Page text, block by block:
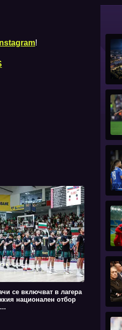
Instagram!
се включват в лагера
национален отбор